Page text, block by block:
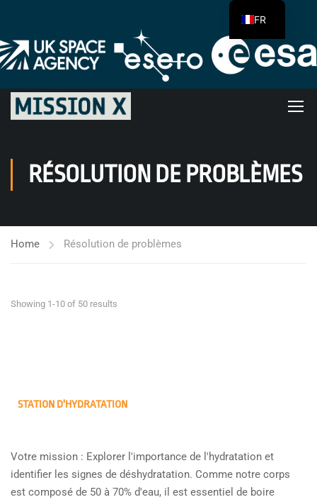
RÉSOLUTION DE PROBLÈMES
Home Résolution de problèmes
Showing 1-10 of 50 results
STATION D'HYDRATATION
Votre mission : Explorer l'importance de l'hydratation et
identifier les signes de déshydratation. Comme notre corps
est composé de 50 à 70% d'eau, il est essentiel de boire
FR